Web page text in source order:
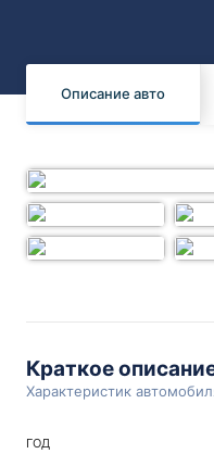
Описание авто
Краткое
Характеристик
ГОД